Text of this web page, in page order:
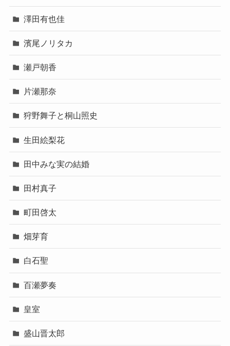
澤田有也佳
濱尾ノリタカ
瀬戸朝香
片瀬那奈
狩野舞子と桐山照史
生田絵梨花
田中みな実の結婚
田村真子
町田啓太
畑芽育
白石聖
百瀬夢奏
皇室
盛山晋太郎